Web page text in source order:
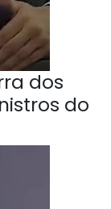
dos
do